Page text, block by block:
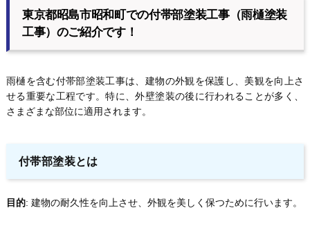
東京都昭島市昭和町での付帯部塗装工事（雨樋塗装
工事）のご紹介です！
雨樋を含む付帯部塗装工事は、建物の外観を保護し、美観を向上さ
せる重要な工程です。特に、外壁塗装の後に行われることが多く、
さまざまな部位に適用されます。
付帯部塗装とは
目的: 建物の耐久性を向上させ、外観を美しく保つために行います。